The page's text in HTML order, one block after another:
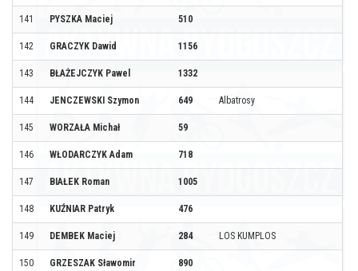
141 PYSZKA Maciej 510
142 GRACZYK Dawid 1156
143 BŁAŻEJCZYK Pawel 1332
144 JENCZEWSKI Szymon 649 Albatrosy
145 WORZAŁA Michał 59
146 WŁODARCZYK Adam 718
147 BIAŁEK Roman 1005
148 KUŹNIAR Patryk 476
149 DEMBEK Maciej 284 LOS KUMPLOS
150 GRZESZAK Sławomir 890